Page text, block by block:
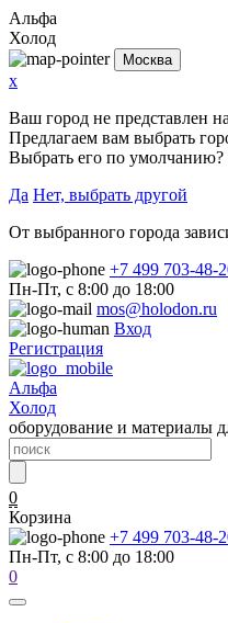
Альфа
Холод
Москва
x
Ваш город не представлен
Предлагаем вам выбрать
Выбрать его по умолчанию?
Да Нет, выбрать другой
От выбранного города
+7 499 703-48-
Пн-Пт, с 8:00 до 18:00
mos@holodon.ru
Вход
Регистрация
Альфа
Холод
оборудование и материалы
0
Корзина
+7 499 703-48-
Пн-Пт, с 8:00 до 18:00
0